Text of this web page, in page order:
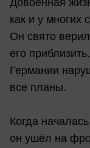
как и у многих
Он свято
его
Германии
все планы.
Когда
он ушёл на